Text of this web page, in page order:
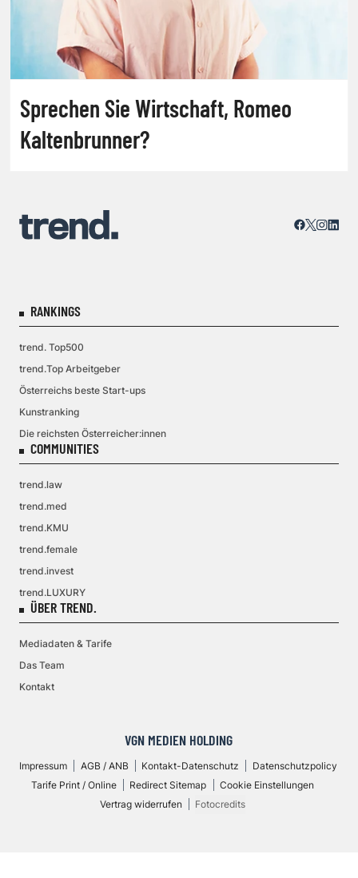
Sprechen Sie Wirtschaft, Romeo
Kaltenbrunner?
RANKINGS
trend. Top500
trend.Top Arbeitgeber
Österreichs beste Start-ups
Kunstranking
Die reichsten Österreicher:innen
COMMUNITIES
trend.law
trend.med
trend.KMU
trend.female
trend.invest
trend.LUXURY
ÜBER TREND.
Mediadaten & Tarife
Das Team
Kontakt
VGN MEDIEN HOLDING
Impressum AGB / ANB Kontakt-Datenschutz
Datenschutzpolicy
Tarife Print / Online
Redirect Sitemap
Cookie Einstellungen
Vertrag widerrufen
Fotocredits